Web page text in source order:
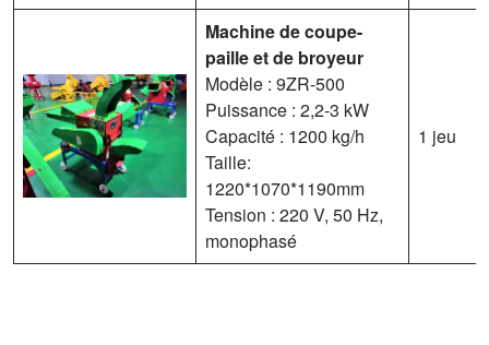
Machine de coupe-
paille et de broyeur
Modèle : 9ZR-500
Puissance : 2,2-3 kW
Capacité : 1200 kg/h
Taille:
1220*1070*1190mm
Tension : 220 V, 50 Hz,
monophasé
1 jeu